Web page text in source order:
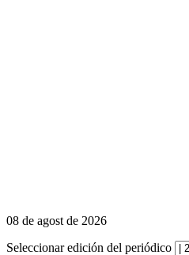
08 de agost de 2026
Seleccionar edición del periódico